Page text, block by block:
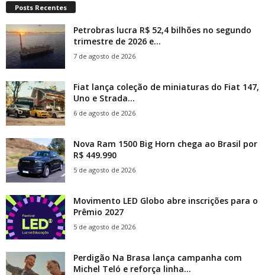
Posts Recentes
Petrobras lucra R$ 52,4 bilhões no segundo
trimestre de 2026 e...
7 de agosto de 2026
Fiat lança coleção de miniaturas do Fiat 147,
Uno e Strada...
6 de agosto de 2026
Nova Ram 1500 Big Horn chega ao Brasil por
R$ 449.990
5 de agosto de 2026
Movimento LED Globo abre inscrições para o
Prêmio 2027
5 de agosto de 2026
Perdigão Na Brasa lança campanha com
Michel Teló e reforça linha...